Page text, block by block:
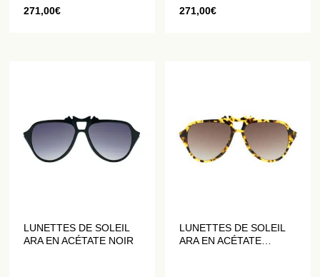
271,00€ 271,00€
LUNETTES DE SOLEIL
ARA EN ACÉTATE NOIR
LUNETTES DE SOLEIL
ARA EN ACÉTATE